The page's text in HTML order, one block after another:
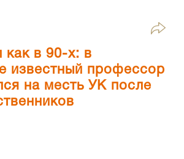
как в 90-х: в
известный профессор
на месть УК после